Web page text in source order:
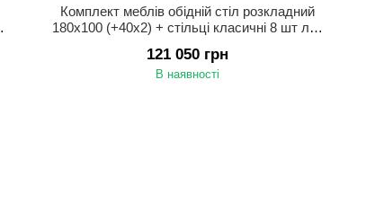
Комплект меблів обідній стіл розкладний
180x100 (+40x2) + стільці класичні 8 шт лак
121 050 грн
В наявності